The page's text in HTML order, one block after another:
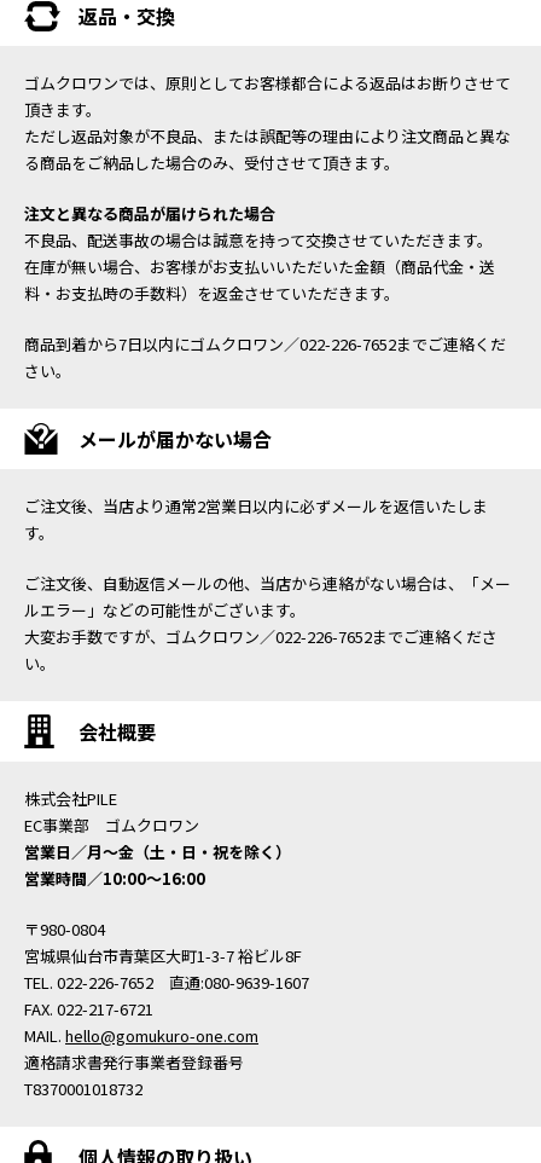
返品・交換
ゴムクロワンでは、原則としてお客様都合による返品はお断りさせて
頂きます。
ただし返品対象が不良品、または誤配等の理由により注文商品と異な
る商品をご納品した場合のみ、受付させて頂きます。
注文と異なる商品が届けられた場合
不良品、配送事故の場合は誠意を持って交換させていただきます。
在庫が無い場合、お客様がお支払いいただいた金額（商品代金・送
料・お支払時の手数料）を返金させていただきます。
商品到着から7日以内にゴムクロワン／022-226-7652までご連絡くだ
さい。
メールが届かない場合
ご注文後、当店より通常2営業日以内に必ずメールを返信いたしま
す。
ご注文後、自動返信メールの他、当店から連絡がない場合は、「メー
ルエラー」などの可能性がございます。
大変お手数ですが、ゴムクロワン／022-226-7652までご連絡くださ
い。
会社概要
株式会社PILE
EC事業部 ゴムクロワン
営業日／月〜金（土・日・祝を除く）
営業時間／10:00〜16:00
〒980-0804
宮城県仙台市青葉区大町1-3-7 裕ビル8F
TEL. 022-226-7652 直通:080-9639-1607
FAX. 022-217-6721
MAIL. hello@gomukuro-one.com
適格請求書発行事業者登録番号
T8370001018732
個人情報の取り扱い